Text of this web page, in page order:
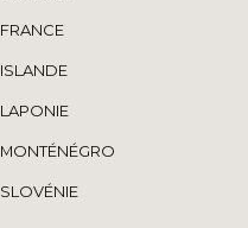
FRANCE
ISLANDE
LAPONIE
MONTÉNÉGRO
SLOVÉNIE